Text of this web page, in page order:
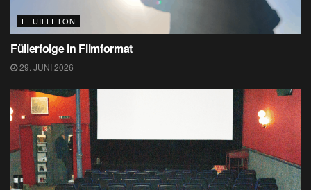
FEUILLETON
Füllerfolge in Filmformat
29. JUNI 2026